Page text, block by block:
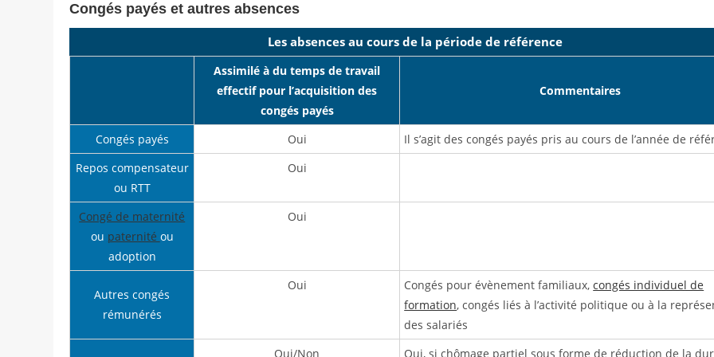
Congés payés et autres absences
Les absences au cours de la période de référence
Assimilé à du temps de travail
effectif pour l’acquisition des
congés payés
Commentaires
Congés payés Oui
Il s’agit des congés payés pris au cours de l’année de
Repos compensateur
ou RTT
Oui
Congé de maternité
ou paternité ou
adoption
Oui
Autres congés
rémunérés
Oui Congés pour évènement familiaux,congés individuel de
formation, congés liés à l’activité politique ou à la
des salariés
Oui/Non Oui, si chômage partiel sous forme de réduction de la